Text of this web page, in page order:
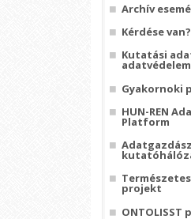
Archív
Kérdése
Kutatási
Gyakornoki
HUN-REN
Platform
projekt
ONTOLISST